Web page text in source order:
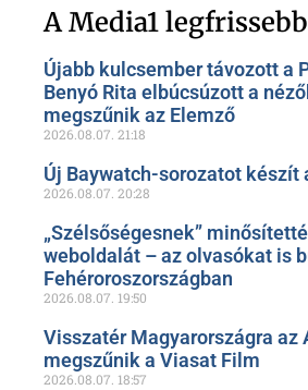
oldalunkon!
A Media1
Újabb kulcsember távozott a
Benyó Rita elbúcsúzott a
megszűnik az Elemző
2026.08.07. 21:18
Új Baywatch-sorozatot készít
2026.08.07. 20:28
„Szélsőségesnek”
weboldalát – az olvasókat is
Fehéroroszországban
2026.08.07. 19:50
Visszatér Magyarországra az
megszűnik a Viasat Film
2026.08.07. 18:57